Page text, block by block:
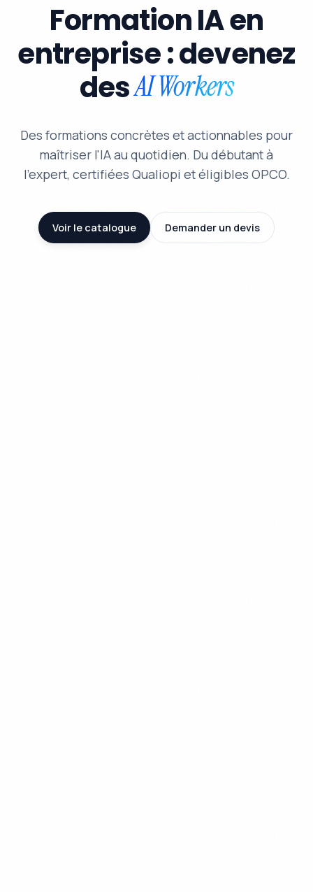
Formation IA en
entreprise : devenez
desAI Workers
Des formations concrètes et actionnables pour
maîtriser l'IA au quotidien. Du débutant à
l'expert, certifiées Qualiopi et éligibles OPCO.
Voir le catalogue Demander un devis